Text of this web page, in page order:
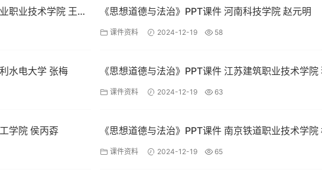
职业技术学院 王岳
《思想道德与法治》PPT课件 河南科技学院 赵元明
课件资料 2024-12-19 58
水电大学 张梅
《思想道德与法治》PPT课件 江苏建筑职业技术学院
玲 课件资料 2024-12-19 63
学院 侯丙孬
《思想道德与法治》PPT课件 南京铁道职业技术学院
慧 课件资料 2024-12-19 65